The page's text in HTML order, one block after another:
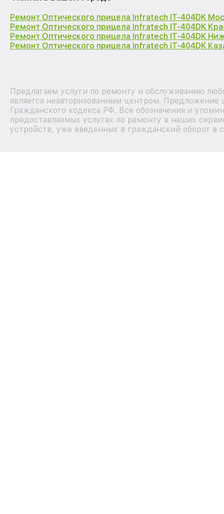
Ремонт Оптического прицела Infratech IT-404DK
Ремонт Оптического прицела Infratech IT-404DK
Ремонт Оптического прицела Infratech IT-404DK
Ремонт Оптического прицела Infratech IT-404DK
Предлагаем услуги по ремонту и обслуживанию
является неавторизованным центром.
Гражданского кодекса РФ. Все обозначения и
предоставляемых услугах по ремонту в наших
устройств, уже введенных в гражданский оборот в